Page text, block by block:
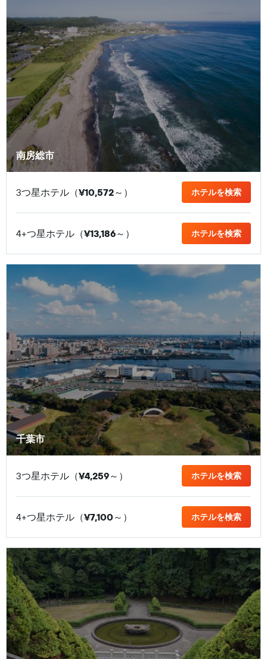
南房総市
3つ星ホテル（¥10,572​～） ホテルを検索
4+つ星ホテル（¥13,186​～） ホテルを検索
千葉市
3つ星ホテル（¥4,259​～） ホテルを検索
4+つ星ホテル（¥7,100​～） ホテルを検索